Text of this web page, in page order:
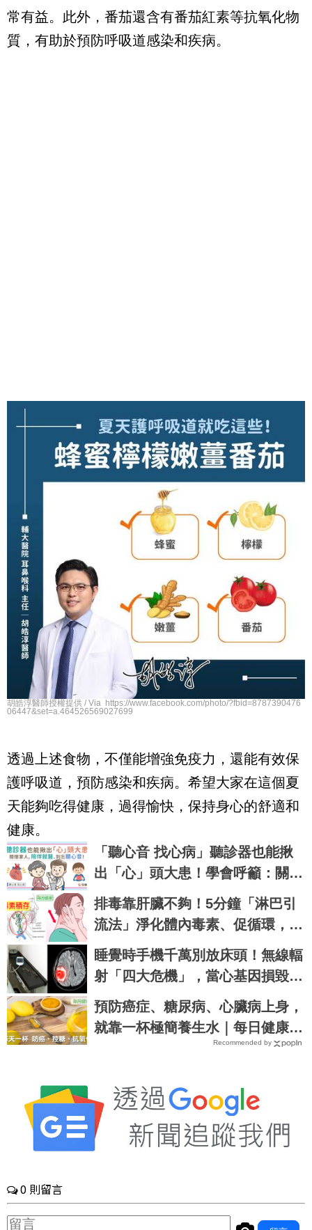
常有益。此外，番茄還含有番茄紅素等抗氧化物
質，有助於預防呼吸道感染和疾病。
胡皓淳醫師授權提供 / Via https://www.facebook.com/photo/?fbid=8787390476
06447&set=a.464526569027699
透過上述食物，不僅能增強免疫力，還能有效保
護呼吸道，預防感染和疾病。希望大家在這個夏
天能夠吃得健康，過得愉快，保持身心的舒適和
健康。
「聽心音 找心病」聽診器也能揪
出「心」頭大患！學會呼籲：關懷
家人陪伴就醫、別忘聽心音
排毒靠肝臟不夠！5分鐘「淋巴引
流法」淨化體內毒素、促循環，感
冒、水腫不再來｜每日健康Health
睡覺時手機千萬別放床頭！無線輻
射「四大危機」，當心基因損毀、
腦細胞癌變！｜每日健康Health
預防癌症、糖尿病、心臟病上身，
就靠一杯極簡養生水｜每日健康 H
Recommended by